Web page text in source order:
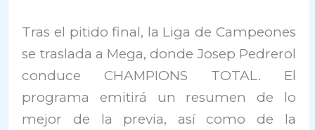
Tras el pitido final, la Liga de Campeones
se traslada a Mega, donde Josep Pedrerol
conduce CHAMPIONS TOTAL. El
programa emitirá un resumen de lo
mejor de la previa, así como de la